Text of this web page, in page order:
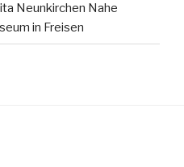
Neunkirchen Nahe
in Freisen